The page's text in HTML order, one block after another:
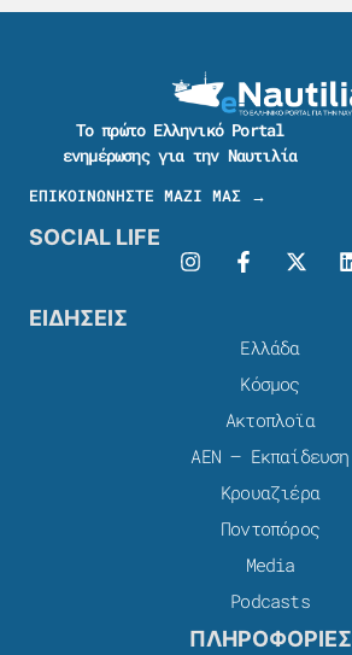
Το πρώτο Ελληνικό Portal
ενημέρωσης για την Ναυτιλία
ΕΠΙΚΟΙΝΩΝΗΣΤΕ ΜΑΖΙ ΜΑΣ →
SOCIAL LIFE
ΕΙΔΗΣΕΙΣ
Ελλάδα
Κόσμος
Ακτοπλοϊα
ΑΕΝ – Εκπαίδευση
Κρουαζιέρα
Ποντοπόρος
Media
Podcasts
ΠΛΗΡΟΦΟΡΙΕΣ